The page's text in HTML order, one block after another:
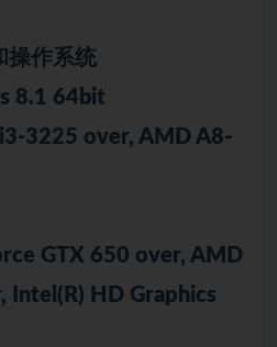
操作系统
8.1 64bit
3225 over, AMD A8-
GTX 650 over, AMD
Intel(R) HD Graphics